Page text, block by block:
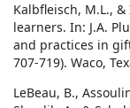
Kalbfleisch, M.L.,
learners. In: J.A.
and practices in
707-719). Waco,
LeBeau, B.,